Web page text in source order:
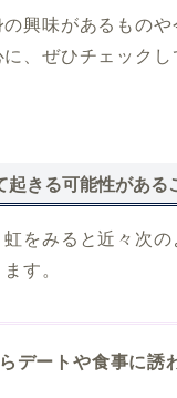
興味があるものや
、ぜひチェックし
起きる可能性がある
をみると近々次の
す。
デートや食事に誘